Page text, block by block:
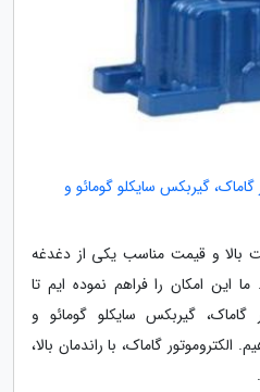
گیربکس سایکلو گومائو و
بالا و قیمت مناسب یکی از دغدغه
امکان را فراهم نموده ایم تا
گاماک، گیربکس سایکلو گومائو و
گاماک، با راندمان بالا،